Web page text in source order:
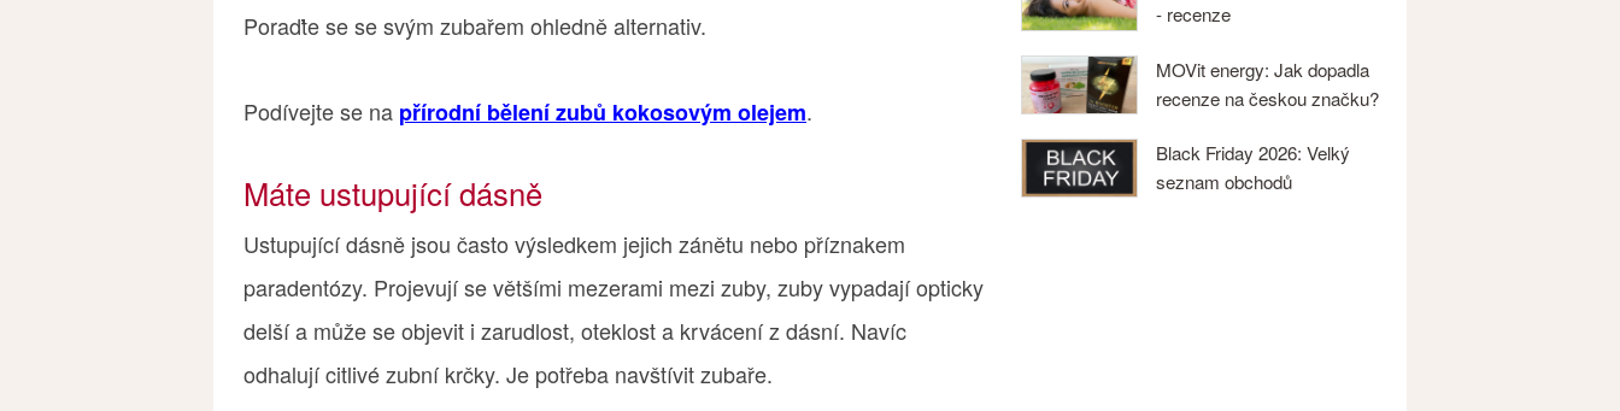
Poraďte se se svým zubařem ohledně alternativ.
Podívejte se na přírodní bělení zubů kokosovým olejem.
Máte ustupující dásně
Ustupující dásně jsou často výsledkem jejich zánětu nebo příznakem
paradentózy. Projevují se většími mezerami mezi zuby, zuby vypadají opticky
delší a může se objevit i zarudlost, oteklost a krvácení z dásní. Navíc
odhalují citlivé zubní krčky. Je potřeba navštívit zubaře.
- recenze
MOVit energy: Jak dopadla
recenze na českou značku?
Black Friday 2026: Velký
seznam obchodů